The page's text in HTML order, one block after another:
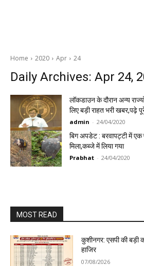
Home 2020 Apr 24
Daily Archives: Apr 24,
लॉकडाउन के दौरान अन्य
लिए बड़ी राहत भरी खबर,पढ़े
admin - 24/04/2020
बिग अपडेट : बरवापट्टी में एक
मिला,कब्जे में लिया गया
Prabhat - 24/04/2020
MOST READ
कुशीनगर: एसपी की बड़ी
हाजिर
07/08/2026